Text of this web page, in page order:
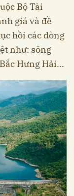
Bộ Tài
giá và đề
hồi các dòng
như: sông
Hưng Hải...